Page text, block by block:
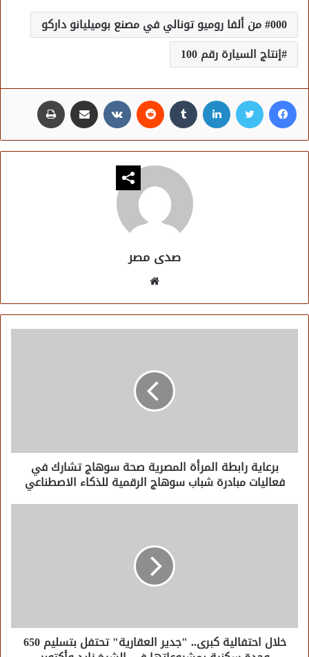
000 من ألفا روميو تونالي في مصنع بوميليانو داركو
إنتاج السيارة رقم 100
فيسبوك تويتر لينكدإن مشاركة عبر البريد
صدى مصر
برعاية رابطة المرأة المصرية صحة سوهاج تشارك في
فعاليات مبادرة شباب سوهاج الرقمية للذكاء الاصطناعي
خلال احتفالية كبرى.. "جدير العقارية" تحتفل بتسليم 650